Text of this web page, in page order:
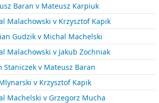
Baran v Mateusz Karpiuk
Malachowski v Krzysztof Kapik
Gudzik v Michal Machelski
Malachowski v Jakub Zochniak
Staniczek v Mateusz Baran
v Krzysztof Kapik
Machelski v Grzegorz Mucha